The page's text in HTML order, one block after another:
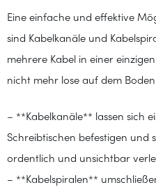
Eine einfache und effektive
sind Kabelkanäle und
mehrere Kabel in einer
nicht mehr lose auf dem
– **Kabelkanäle** lassen sich
Schreibtischen befestigen und
ordentlich und unsichtbar
– **Kabelspiralen**